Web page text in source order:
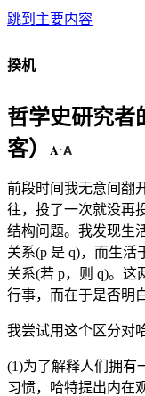
跳到主要内容
揆机
哲学史研究者
客）
A·A
前段时间我无意间翻
往，投了一次就没再
结构问题。我发现生
关系(p 是 q)，而生活
关系(若 p，则 q)。这
行事，而在于是否明
我尝试用这个区分对
(1)为了解释人们拥有
习惯，哈特提出内在